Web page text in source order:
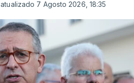
atualizado 7 Agosto 2026, 18:35